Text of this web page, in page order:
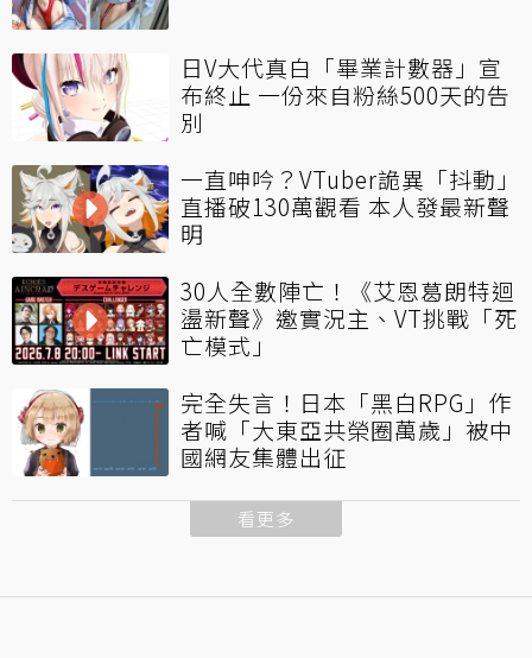
日V大代真白「畢業計數器」宣
布終止 一份來自粉絲500天的告
別
一直呻吟？VTuber詭異「抖動」
直播破130萬觀看 本人發最新聲
明
30人全數陣亡！《艾恩葛朗特迴
盪新聲》邀實況主、VT挑戰「死
亡模式」
完全失言！日本「黑白RPG」作
者喊「大東亞共榮圈萬歲」被中
國網友集體出征
看更多